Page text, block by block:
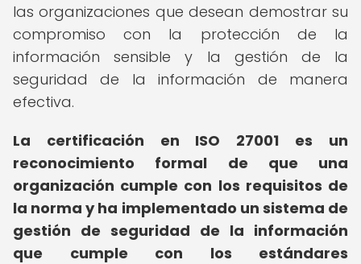
las organizaciones que desean demostrar su
compromiso con la protección de la
información sensible y la gestión de la
seguridad de la información de manera
efectiva.
La certificación en ISO 27001 es un
reconocimiento formal de que una
organización cumple con los requisitos de
la norma y ha implementado un sistema de
gestión de seguridad de la información
que cumple con los estándares